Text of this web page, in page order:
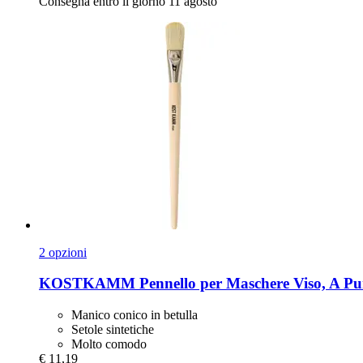
2 opzioni
KOSTKAMM Pennello per Maschere Viso, A
Manico conico in betulla
Setole sintetiche
Molto comodo
€ 11,19